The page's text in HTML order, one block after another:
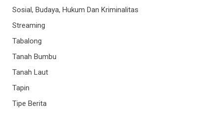
Sosial, Budaya, Hukum Dan Kriminalitas
Streaming
Tabalong
Tanah Bumbu
Tanah Laut
Tapin
Tipe Berita